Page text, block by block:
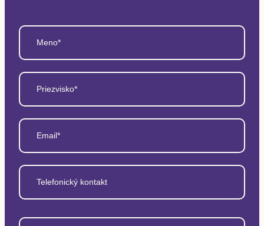
Meno*
Priezvisko*
Email*
Telefonický kontakt